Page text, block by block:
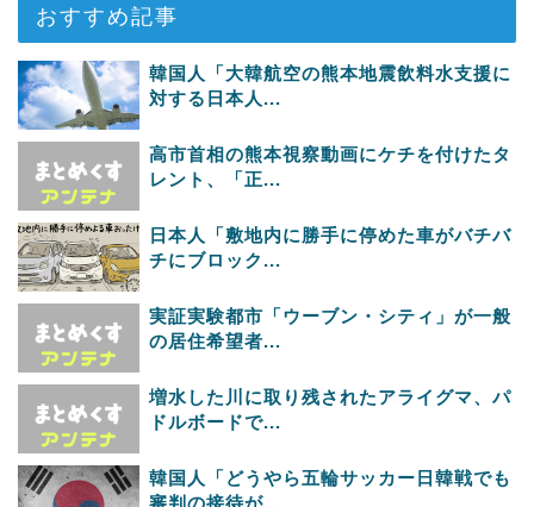
おすすめ記事
韓国人「大韓航空の熊本地震飲料水支援に
対する日本人...
高市首相の熊本視察動画にケチを付けたタ
レント、「正...
日本人「敷地内に勝手に停めた車がバチバ
チにブロック...
実証実験都市「ウーブン・シティ」が一般
の居住希望者...
増水した川に取り残されたアライグマ、パ
ドルボードで...
韓国人「どうやら五輪サッカー日韓戦でも
審判の接待が...